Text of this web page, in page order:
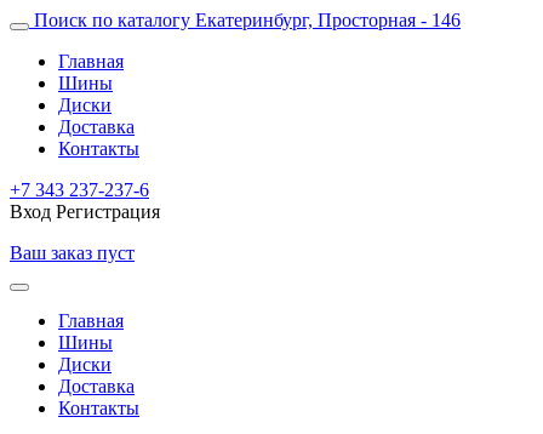
Поиск по каталогу Екатеринбург, Просторная - 146
Главная
Шины
Диски
Доставка
Контакты
+7 343 237-237-6
Вход Регистрация
Ваш заказ пуст
Главная
Шины
Диски
Доставка
Контакты